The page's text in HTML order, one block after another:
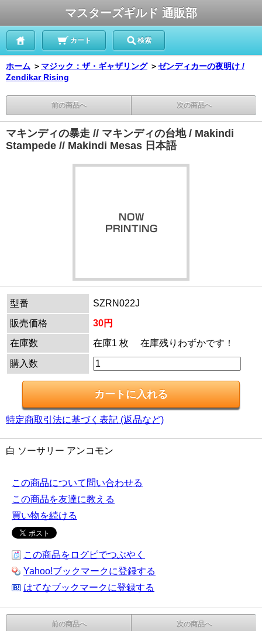
マスターズギルド 通販部
カート 検索
ホーム ＞ マジック：ザ・ギャザリング ＞ゼンディカーの夜明け /
Zendikar Rising
前の商品へ 次の商品へ
マキンディの暴走 // マキンディの台地 / Makindi
Stampede // Makindi Mesas 日本語
型番
SZRN022J
販売価格
30円
在庫数
在庫1 枚 在庫残りわずかです！
購入数
特定商取引法に基づく表記 (返品など)
白 ソーサリー アンコモン
この商品について問い合わせる
この商品を友達に教える
買い物を続ける
この商品をログピでつぶやく
Yahoo!ブックマークに登録する
はてなブックマークに登録する
前の商品へ 次の商品へ